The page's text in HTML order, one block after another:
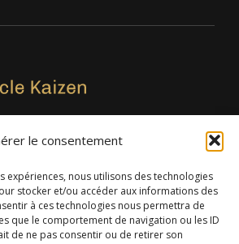
le consentement
expériences, nous utilisons des technologies
stocker et/ou accéder aux informations des
à ces technologies nous permettra de
que le comportement de navigation ou les ID
de ne pas consentir ou de retirer son
bureau 819, Saint-Augustin-de-
0M7